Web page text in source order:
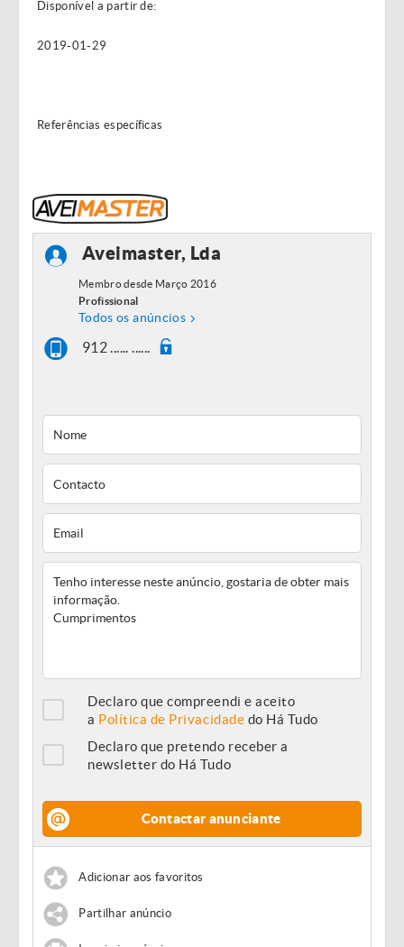
Disponível a partir de:
2019-01-29
Referências específicas
Aveimaster, Lda
Membro desde Março 2016
Profissional
Todos os anúncios
912 ...... ......
Declaro que compreendi e aceito
a Política de Privacidade do Há Tudo
Declaro que pretendo receber a
newsletter do Há Tudo
Contactar anunciante
Adicionar aos favoritos
Partilhar anúncio